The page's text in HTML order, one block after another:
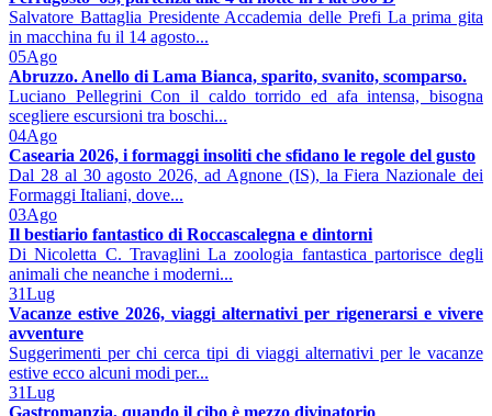
Salvatore Battaglia Presidente Accademia delle Prefi La prima gita
in macchina fu il 14 agosto...
05Ago
Abruzzo. Anello di Lama Bianca, sparito, svanito, scomparso.
Luciano Pellegrini Con il caldo torrido ed afa intensa, bisogna
scegliere escursioni tra boschi...
04Ago
Casearia 2026, i formaggi insoliti che sfidano le regole del gusto
Dal 28 al 30 agosto 2026, ad Agnone (IS), la Fiera Nazionale dei
Formaggi Italiani, dove...
03Ago
Il bestiario fantastico di Roccascalegna e dintorni
Di Nicoletta C. Travaglini La zoologia fantastica partorisce degli
animali che neanche i moderni...
31Lug
Vacanze estive 2026, viaggi alternativi per rigenerarsi e vivere
avventure
Suggerimenti per chi cerca tipi di viaggi alternativi per le vacanze
estive ecco alcuni modi per...
31Lug